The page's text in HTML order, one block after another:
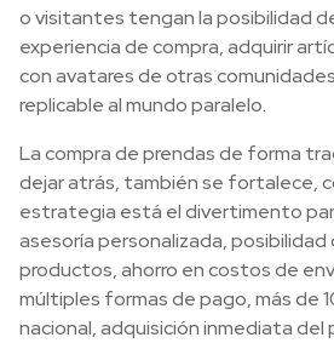
o visitantes tengan la posibilidad
experiencia de compra, adquirir
con avatares de otras
replicable al mundo paralelo.
La compra de prendas de forma
dejar atrás, también se fortalece,
estrategia está el divertimento
asesoría personalizada, posibilidad
productos, ahorro en costos de
múltiples formas de pago, más de
nacional, adquisición inmediata del